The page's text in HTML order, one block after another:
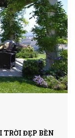
TRỜI ĐẸP BỀN